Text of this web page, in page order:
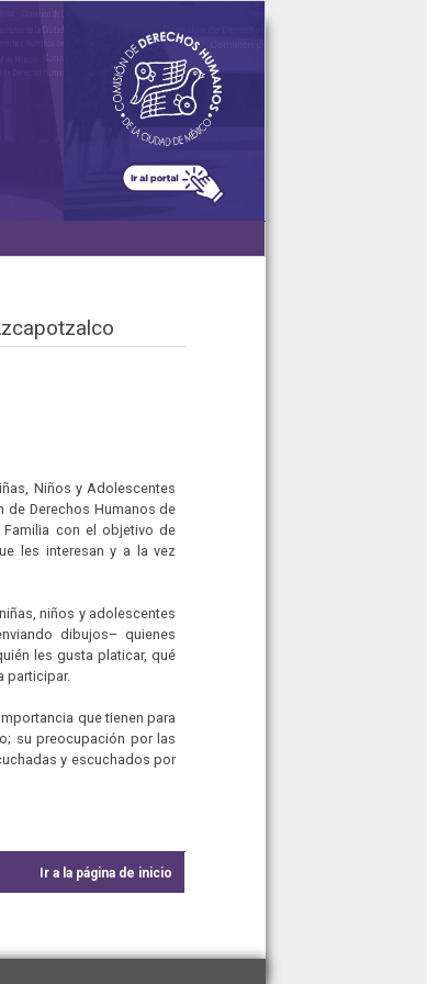
Niños y Adolescentes
de Derechos Humanos de
Familia con el objetivo de
les interesan y a la vez
niños y adolescentes
dibujos– quienes
les gusta platicar, qué
participar.
que tienen para
su preocupación por las
y escuchados por
Ir a la página de inicio